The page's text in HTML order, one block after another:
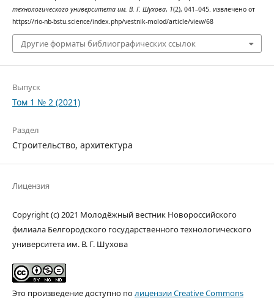
технологического университета им. В. Г. Шухова, 1(2), 041–045. извлечено от
https://rio-nb-bstu.science/index.php/vestnik-molod/article/view/68
Другие форматы библиографических ссылок
Выпуск
Том 1 № 2 (2021)
Раздел
Строительство, архитектура
Лицензия
Copyright (c) 2021 Молодёжный вестник Новороссийского
филиала Белгородского государственного технологического
университета им. В. Г. Шухова
Это произведение доступно полицензии Creative Commons